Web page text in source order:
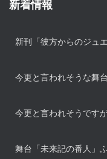
新着情報
新刊「彼方からのジュ
今更と言われそうな舞
今更と言われそうです
舞台「未来記の番人」